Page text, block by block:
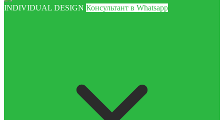
INDIVIDUAL DESIGN Консультант в Whatsapp